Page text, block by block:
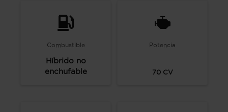
Combustible
Híbrido no
enchufable
Potencia
70CV